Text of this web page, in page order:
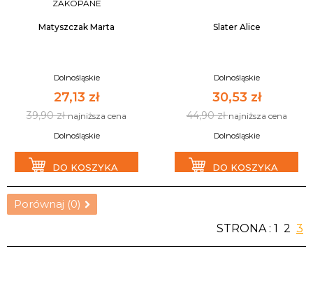
ZAKOPANE
Matyszczak Marta
Dolnośląskie
27,13 zł
39,90 złnajniższa cena
Dolnośląskie
DO KOSZYKA
Slater Alice
Dolnośląskie
30,53 zł
44,90 złnajniższa cena
Dolnośląskie
DO KOSZYKA
Porównaj (0)
STRONA : 1 2 3